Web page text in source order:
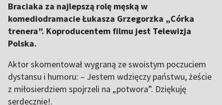
Braciaka za najlepszą rolę męską w
komediodramacie Łukasza Grzegorzka „Córka
trenera”. Koproducentem filmu jest Telewizja
Polska.
Aktor skomentował wygraną ze swoistym poczuciem
dystansu i humoru: – Jestem wdzięczy państwu, żeście
z miłosierdziem spojrzeli na „potwora”. Dziękuję
serdecznie!.